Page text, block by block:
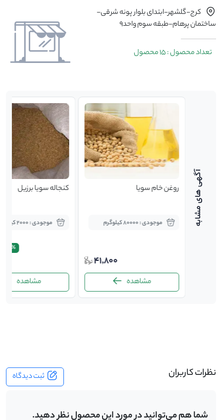
کرج-گلشهر-ابتدای بلوار پونه شرقی-
ساختمان پرهام-طبقه سوم واحد9
تعداد محصول : 15 محصول
روغن خام سویا
موجودی : 80000 کیلوگرم
41,800
مشاهده
کنجاله سویا برزیل
موجودی : 2000 کیلوگرم
5.3%
مشاهده
نظرات کاربران ثبت دیدگاه
شما هم می‌توانید در مورد این محصول نظر دهید.